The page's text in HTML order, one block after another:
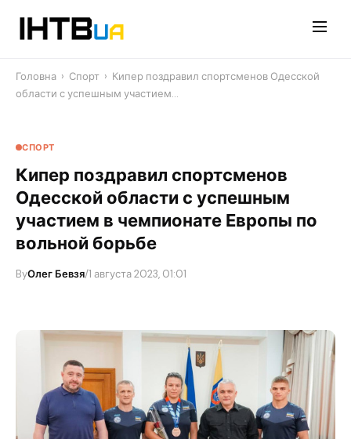
Головна › Спорт › Кипер поздравил спортсменов Одесской
области с успешным участием…
СПОРТ
Кипер поздравил спортсменов
Одесской области с успешным
участием в чемпионате Европы по
вольной борьбе
ByОлег Бевзя/1 августа 2023, 01:01